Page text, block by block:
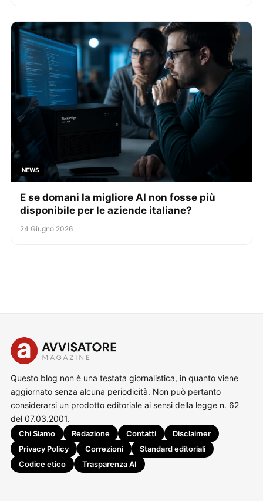
NEWS
E se domani la migliore AI non fosse più
disponibile per le aziende italiane?
24 Giugno 2026
Questo blog non è una testata giornalistica, in quanto viene
aggiornato senza alcuna periodicità. Non può pertanto
considerarsi un prodotto editoriale ai sensi della legge n. 62
del 07.03.2001.
Chi Siamo Redazione Contatti
Disclaimer
Privacy Policy
Correzioni
Standard editoriali
Codice etico
Trasparenza AI